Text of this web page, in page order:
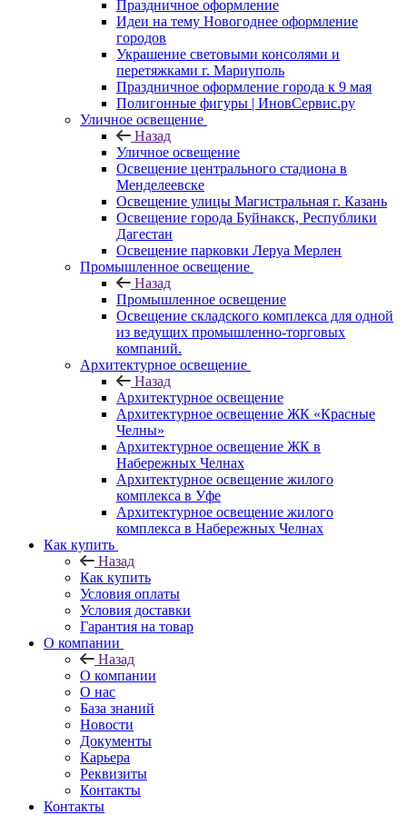
Праздничное оформление
Идеи на тему Новогоднее оформление
городов
Украшение световыми консолями и
перетяжками г. Мариуполь
Праздничное оформление города к 9 мая
Полигонные фигуры | ИновСервис.ру
Уличное освещение
Назад
Уличное освещение
Освещение центрального стадиона в
Менделеевске
Освещение улицы Магистральная г. Казань
Освещение города Буйнакск, Республики
Дагестан
Освещение парковки Леруа Мерлен
Промышленное освещение
Назад
Промышленное освещение
Освещение складского комплекса для одной
из ведущих промышленно-торговых
компаний.
Архитектурное освещение
Назад
Архитектурное освещение
Архитектурное освещение ЖК «Красные
Челны»
Архитектурное освещение ЖК в
Набережных Челнах
Архитектурное освещение жилого
комплекса в Уфе
Архитектурное освещение жилого
комплекса в Набережных Челнах
Как купить
Назад
Как купить
Условия оплаты
Условия доставки
Гарантия на товар
О компании
Назад
О компании
О нас
База знаний
Новости
Документы
Карьера
Реквизиты
Контакты
Контакты